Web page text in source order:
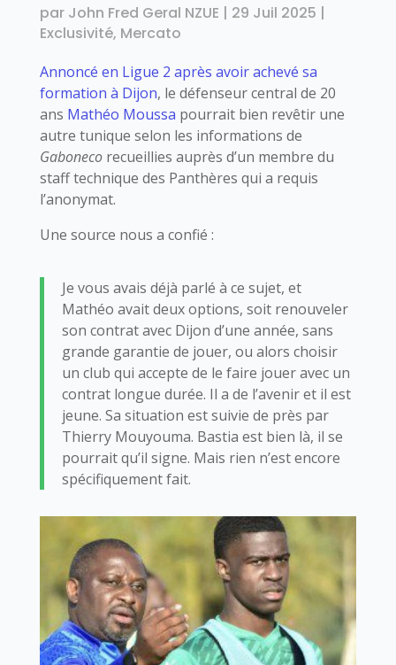
par John Fred Geral NZUE | 29 Juil 2025 |
Exclusivité, Mercato
Annoncé en Ligue 2 après avoir achevé sa
formation à Dijon, le défenseur central de 20
ans Mathéo Moussa pourrait bien revêtir une
autre tunique selon les informations de
Gabonecorecueillies auprès d’un membre du
staff technique des Panthères qui a requis
l’anonymat.
Une source nous a confié :
Je vous avais déjà parlé à ce sujet, et
Mathéo avait deux options, soit renouveler
son contrat avec Dijon d’une année, sans
grande garantie de jouer, ou alors choisir
un club qui accepte de le faire jouer avec un
contrat longue durée. Il a de l’avenir et il est
jeune. Sa situation est suivie de près par
Thierry Mouyouma. Bastia est bien là, il se
pourrait qu’il signe. Mais rien n’est encore
spécifiquement fait.